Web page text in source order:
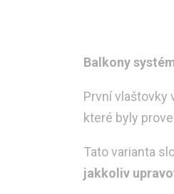
Balkony
První vlaštovky
které byly
Tato varianta
jakkoliv